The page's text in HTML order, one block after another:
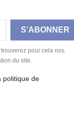
pour cela nos
du site.
politique de